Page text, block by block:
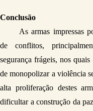
Conclusão
As armas impressas
de conflitos,
segurança frágeis, nos
de monopolizar a violência
alta proliferação destes
dificultar a construção da